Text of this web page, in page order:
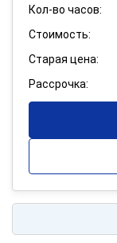
Кол-во часов:
Стоимость:
Старая цена:
Рассрочка: